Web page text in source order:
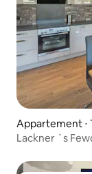
Appartement ⋅
Lackner `s